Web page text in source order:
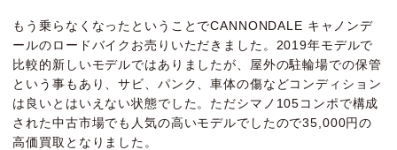
もう乗らなくなったということでCANNONDALE キャノンデ
ールのロードバイクお売りいただきました。2019年モデルで
比較的新しいモデルではありましたが、屋外の駐輪場での保管
という事もあり、サビ、パンク、車体の傷などコンディション
は良いとはいえない状態でした。ただシマノ105コンポで構成
された中古市場でも人気の高いモデルでしたので35,000円の
高価買取となりました。